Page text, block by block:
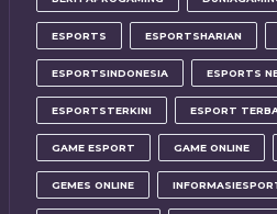
ESPORTS ESPORTSHARIAN
ESPORTSINDONESIA ESPORTS
ESPORTSTERKINI ESPORT
GAME ESPORT GAME ONLINE
GEMES ONLINE